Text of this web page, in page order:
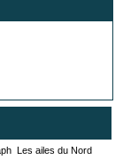
Les ailes du Nord